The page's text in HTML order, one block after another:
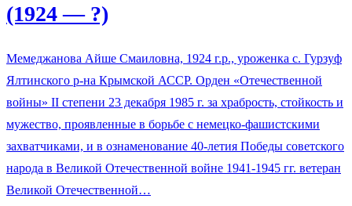
(1924 — ?)
Мемеджанова Айше Смаиловна, 1924 г.р., уроженка с. Гурзуф
Ялтинского р-на Крымской АССР. Орден «Отечественной
войны» II степени 23 декабря 1985 г. за храбрость, стойкость и
мужество, проявленные в борьбе с немецко-фашистскими
захватчиками, и в ознаменование 40-летия Победы советского
народа в Великой Отечественной войне 1941-1945 гг. ветеран
Великой Отечественной…